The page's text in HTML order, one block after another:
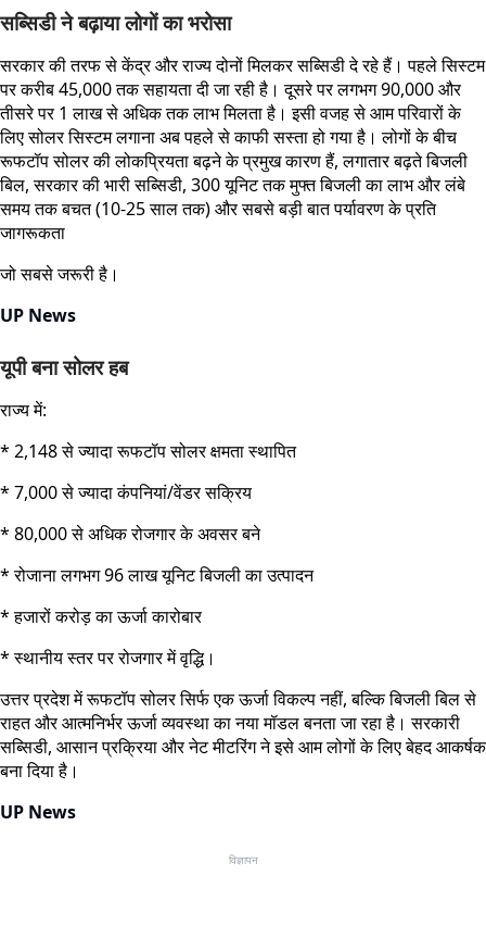
सब्सिडी ने बढ़ाया लोगों का भरोसा
सरकार की तरफ से केंद्र और राज्य दोनों मिलकर सब्सिडी दे रहे हैं। पहले सिस्टम
पर करीब 45,000 तक सहायता दी जा रही है। दूसरे पर लगभग 90,000 और
तीसरे पर 1 लाख से अधिक तक लाभ मिलता है। इसी वजह से आम परिवारों के
लिए सोलर सिस्टम लगाना अब पहले से काफी सस्ता हो गया है। लोगों के बीच
रूफटॉप सोलर की लोकप्रियता बढ़ने के प्रमुख कारण हैं, लगातार बढ़ते बिजली
बिल, सरकार की भारी सब्सिडी, 300 यूनिट तक मुफ्त बिजली का लाभ और लंबे
समय तक बचत (10-25 साल तक) और सबसे बड़ी बात पर्यावरण के प्रति
जागरूकता
जो सबसे जरूरी है।
UP News
यूपी बना सोलर हब
राज्य में:
* 2,148 से ज्यादा रूफटॉप सोलर क्षमता स्थापित
* 7,000 से ज्यादा कंपनियां/वेंडर सक्रिय
* 80,000 से अधिक रोजगार के अवसर बने
* रोजाना लगभग 96 लाख यूनिट बिजली का उत्पादन
* हजारों करोड़ का ऊर्जा कारोबार
* स्थानीय स्तर पर रोजगार में वृद्धि।
उत्तर प्रदेश में रूफटॉप सोलर सिर्फ एक ऊर्जा विकल्प नहीं, बल्कि बिजली बिल से
राहत और आत्मनिर्भर ऊर्जा व्यवस्था का नया मॉडल बनता जा रहा है। सरकारी
सब्सिडी, आसान प्रक्रिया और नेट मीटरिंग ने इसे आम लोगों के लिए बेहद आकर्षक
बना दिया है।
UP News
विज्ञापन